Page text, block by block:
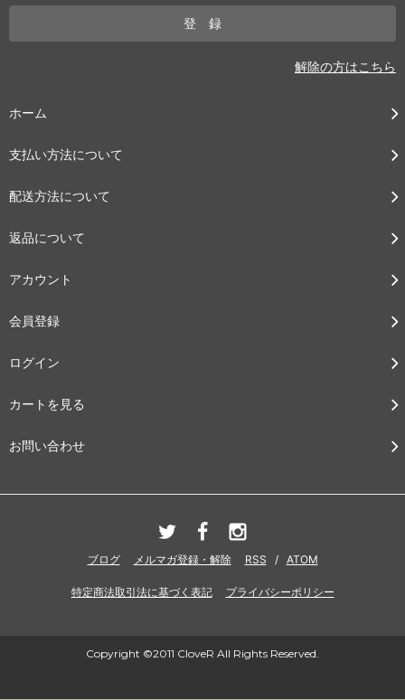
解除の方はこちら
ホーム
支払い方法について
配送方法について
返品について
アカウント
会員登録
ログイン
カートを見る
お問い合わせ
ブログ メルマガ登録・解除 RSS / ATOM
特定商法取引法に基づく表記 プライバシーポリシー
Copyright ©2011 CloveR All Rights Reserved.